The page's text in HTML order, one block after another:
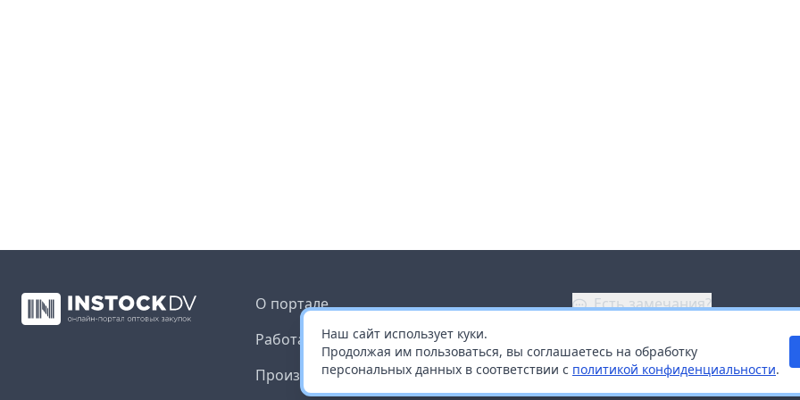
Наш сайт использует куки.
Продолжая им пользоваться, вы соглашаетесь на обработку
персональных данных в соответствии с политикой конфиденциальности.
О портале
Работа с платформой
Производителям и дистрибьюторам
Есть замечания?
Заказать звонок